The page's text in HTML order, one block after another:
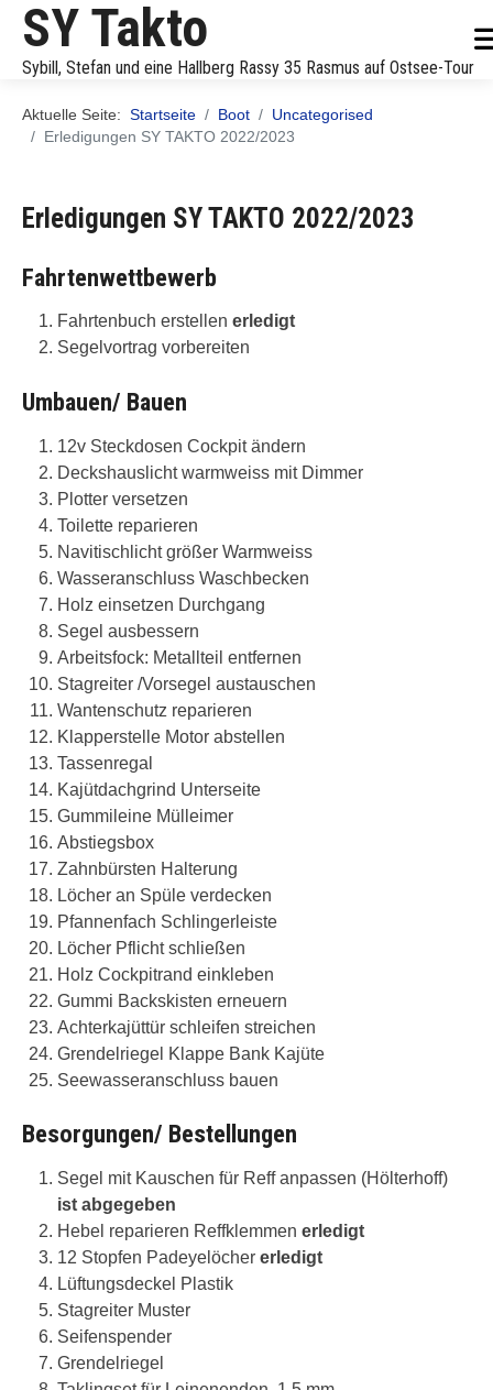
SY Takto
Sybill, Stefan und eine Hallberg Rassy 35 Rasmus auf Ostsee-Tour
Aktuelle Seite: Startseite Boot
Uncategorised
Erledigungen SY TAKTO 2022/2023
Erledigungen SY TAKTO 2022/2023
Fahrtenwettbewerb
Fahrtenbuch erstellen erledigt
Segelvortrag vorbereiten
Umbauen/ Bauen
12v Steckdosen Cockpit ändern
Deckshauslicht warmweiss mit Dimmer
Plotter versetzen
Toilette reparieren
Navitischlicht größer Warmweiss
Wasseranschluss Waschbecken
Holz einsetzen Durchgang
Segel ausbessern
Arbeitsfock: Metallteil entfernen
Stagreiter /Vorsegel austauschen
Wantenschutz reparieren
Klapperstelle Motor abstellen
Tassenregal
Kajütdachgrind Unterseite
Gummileine Mülleimer
Abstiegsbox
Zahnbürsten Halterung
Löcher an Spüle verdecken
Pfannenfach Schlingerleiste
Löcher Pflicht schließen
Holz Cockpitrand einkleben
Gummi Backskisten erneuern
Achterkajüttür schleifen streichen
Grendelriegel Klappe Bank Kajüte
Seewasseranschluss bauen
Besorgungen/ Bestellungen
Segel mit Kauschen für Reff anpassen (Hölterhoff)
ist abgegeben
Hebel reparieren Reffklemmen erledigt
12 Stopfen Padeyelöcher erledigt
Lüftungsdeckel Plastik
Stagreiter Muster
Seifenspender
Grendelriegel